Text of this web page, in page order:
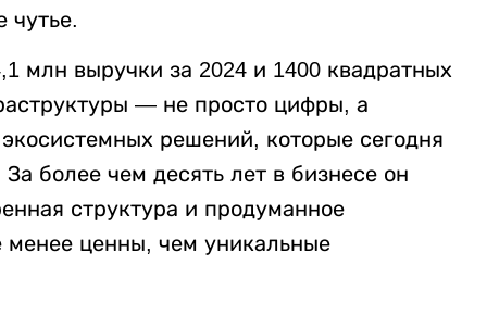
чутье.
млн выручки за 2024 и 1400 квадратных
— не просто цифры, а
решений, которые сегодня
более чем десять лет в бизнесе он
структура и продуманное
менее ценны, чем уникальные